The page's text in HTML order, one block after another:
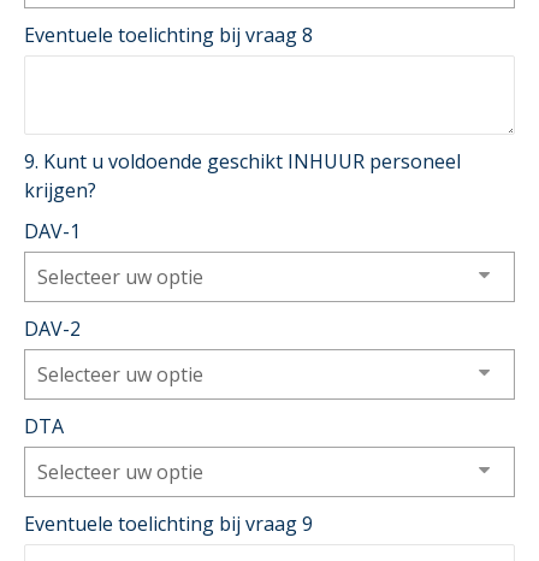
Eventuele toelichting bij vraag 8
9. Kunt u voldoende geschikt INHUUR personeel
krijgen?
DAV-1
Selecteer uw optie
DAV-2
Selecteer uw optie
DTA
Selecteer uw optie
Eventuele toelichting bij vraag 9